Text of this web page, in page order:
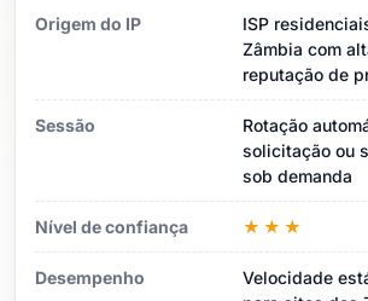
Origem do IP
ISP
Zâmbia com
reputação de
Sessão
Rotação
solicitação ou
sob demanda
Nível de confiança ★★★
Desempenho
Velocidade